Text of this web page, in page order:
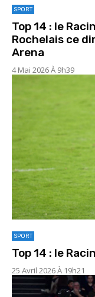
SPORT
Top 14 : le
Rochelais ce
Arena
4 Mai 2026 À 9h39
SPORT
Top 14 : le
25 Avril 2026 À 19h21